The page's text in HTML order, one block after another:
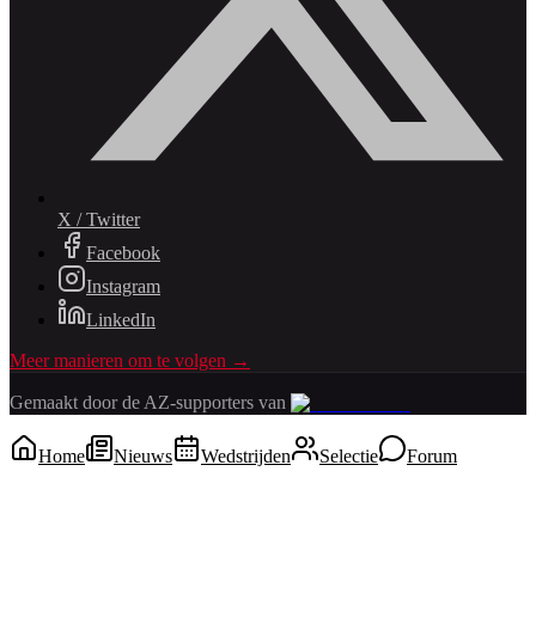
X / Twitter
Facebook
Instagram
LinkedIn
Meer manieren om te volgen →
Gemaakt door de AZ-supporters van
Home Nieuws Wedstrijden Selectie Forum